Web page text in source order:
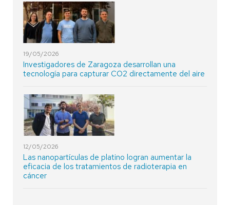
19/05/2026
Investigadores de Zaragoza desarrollan una
tecnología para capturar CO2 directamente del aire
12/05/2026
Las nanopartículas de platino logran aumentar la
eficacia de los tratamientos de radioterapia en
cáncer